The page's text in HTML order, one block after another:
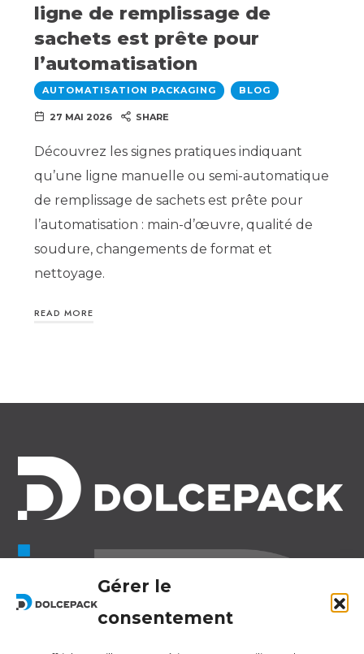
Gérer le
consentement
ligne de remplissage de
sachets est prête pour
l’automatisation
AUTOMATISATION PACKAGING BLOG
27 MAI 2026 SHARE
Découvrez les signes pratiques indiquant
qu’une ligne manuelle ou semi-automatique
de remplissage de sachets est prête pour
l’automatisation : main-d’œuvre, qualité de
soudure, changements de format et
nettoyage.
READ MORE
Ra Strada de Vigna 21
6966 Lugano Switzerland